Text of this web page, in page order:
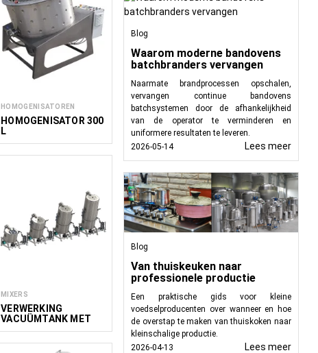
HOMOGENISATOREN
HOMOGENISATOR 300
L
MIXERS
VERWERKING
VACUÜMTANK MET
MIXER 50L - 1800L
Blog
Waarom moderne bandovens
batchbranders vervangen
Naarmate brandprocessen opschalen,
vervangen continue bandovens
batchsystemen door de afhankelijkheid
van de operator te verminderen en
uniformere resultaten te leveren.
2026-05-14
Lees meer
Blog
Van thuiskeuken naar
professionele productie
Een praktische gids voor kleine
voedselproducenten over wanneer en hoe
de overstap te maken van thuiskoken naar
kleinschalige productie.
2026-04-13
Lees meer